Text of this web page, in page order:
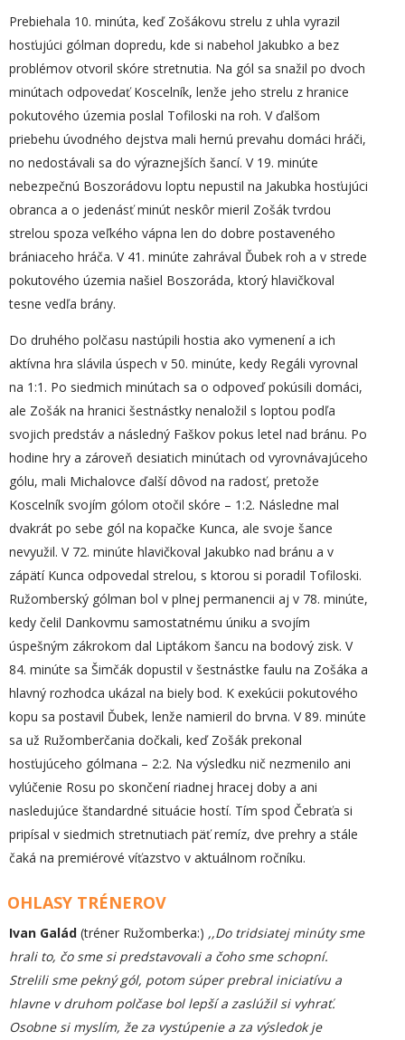
Prebiehala 10. minúta, keď Zošákovu strelu z uhla vyrazil
hosťujúci gólman dopredu, kde si nabehol Jakubko a bez
problémov otvoril skóre stretnutia. Na gól sa snažil po dvoch
minútach odpovedať Koscelník, lenže jeho strelu z hranice
pokutového územia poslal Tofiloski na roh. V ďalšom
priebehu úvodného dejstva mali hernú prevahu domáci hráči,
no nedostávali sa do výraznejších šancí. V 19. minúte
nebezpečnú Boszorádovu loptu nepustil na Jakubka hosťujúci
obranca a o jedenásť minút neskôr mieril Zošák tvrdou
strelou spoza veľkého vápna len do dobre postaveného
brániaceho hráča. V 41. minúte zahrával Ďubek roh a v strede
pokutového územia našiel Boszoráda, ktorý hlavičkoval
tesne vedľa brány.
Do druhého polčasu nastúpili hostia ako vymenení a ich
aktívna hra slávila úspech v 50. minúte, kedy Regáli vyrovnal
na 1:1. Po siedmich minútach sa o odpoveď pokúsili domáci,
ale Zošák na hranici šestnástky nenaložil s loptou podľa
svojich predstáv a následný Faškov pokus letel nad bránu. Po
hodine hry a zároveň desiatich minútach od vyrovnávajúceho
gólu, mali Michalovce ďalší dôvod na radosť, pretože
Koscelník svojím gólom otočil skóre – 1:2. Následne mal
dvakrát po sebe gól na kopačke Kunca, ale svoje šance
nevyužil. V 72. minúte hlavičkoval Jakubko nad bránu a v
zápätí Kunca odpovedal strelou, s ktorou si poradil Tofiloski.
Ružomberský gólman bol v plnej permanencii aj v 78. minúte,
kedy čelil Dankovmu samostatnému úniku a svojím
úspešným zákrokom dal Liptákom šancu na bodový zisk. V
84. minúte sa Šimčák dopustil v šestnástke faulu na Zošáka a
hlavný rozhodca ukázal na biely bod. K exekúcii pokutového
kopu sa postavil Ďubek, lenže namieril do brvna. V 89. minúte
sa už Ružomberčania dočkali, keď Zošák prekonal
hosťujúceho gólmana – 2:2. Na výsledku nič nezmenilo ani
vylúčenie Rosu po skončení riadnej hracej doby a ani
nasledujúce štandardné situácie hostí. Tím spod Čebraťa si
pripísal v siedmich stretnutiach päť remíz, dve prehry a stále
čaká na premiérové víťazstvo v aktuálnom ročníku.
OHLASY TRÉNEROV
Ivan Galád (tréner Ružomberka:) ,,Do tridsiatej minúty sme
hrali to, čo sme si predstavovali a čoho sme schopní.
Strelili sme pekný gól, potom súper prebral iniciatívu a
hlavne v druhom polčase bol lepší a zaslúžil si vyhrať.
Osobne si myslím, že za vystúpenie a za výsledok je